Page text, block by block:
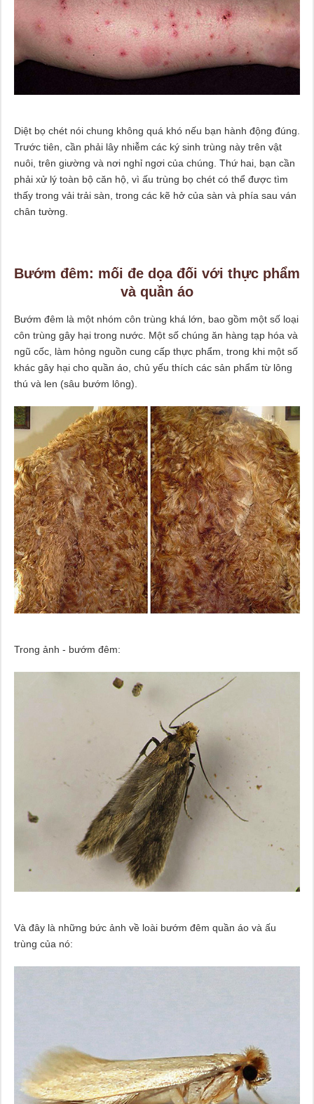
Diệt bọ chét nói chung không quá khó nếu bạn hành động đúng.
Trước tiên, cần phải lây nhiễm các ký sinh trùng này trên vật
nuôi, trên giường và nơi nghỉ ngơi của chúng. Thứ hai, bạn cần
phải xử lý toàn bộ căn hộ, vì ấu trùng bọ chét có thể được tìm
thấy trong vải trải sàn, trong các kẽ hở của sàn và phía sau ván
chân tường.
Bướm đêm: mối đe dọa đối với thực phẩm
và quần áo
Bướm đêm là một nhóm côn trùng khá lớn, bao gồm một số loại
côn trùng gây hại trong nước. Một số chúng ăn hàng tạp hóa và
ngũ cốc, làm hỏng nguồn cung cấp thực phẩm, trong khi một số
khác gây hại cho quần áo, chủ yếu thích các sản phẩm từ lông
thú và len (sâu bướm lông).
Trong ảnh - bướm đêm:
Và đây là những bức ảnh về loài bướm đêm quần áo và ấu
trùng của nó: